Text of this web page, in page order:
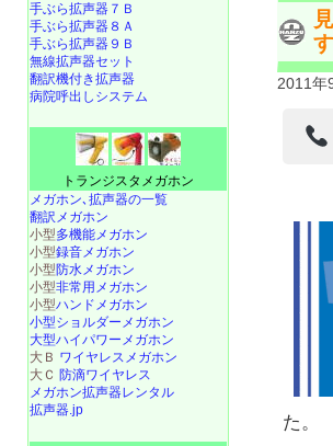
2011年
た。
手ぶら拡声器７Ｂ
手ぶら拡声器８Ａ
手ぶら拡声器９Ｂ
無線拡声器セット
翻訳機付き拡声器
病院呼出しシステム
トランジスタメガホン
メガホン､拡声器の一覧
翻訳メガホン
小型多機能メガホン
小型録音メガホン
小型防水メガホン
小型非常用メガホン
小型ハンドメガホン
小型ショルダーメガホン
大型ハイパワーメガホン
大Ｂ ワイヤレスメガホン
大Ｃ 防滴ワイヤレス
メガホン拡声器レンタル
拡声器.jp